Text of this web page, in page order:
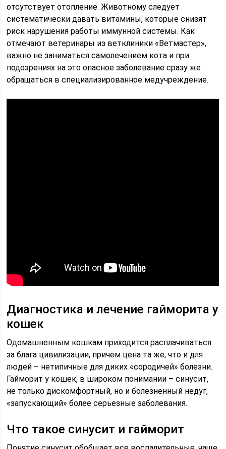
отсутствует отопление. Животному следует
систематически давать витамины, которые снизят
риск нарушения работы иммунной системы. Как
отмечают ветеринары из ветклиники «Ветмастер»,
важно не заниматься самолечением кота и при
подозрениях на это опасное заболевание сразу же
обращаться в специализированное медучреждение.
Диагностика и лечение гайморита у
кошек
Одомашненным кошкам приходится расплачиваться
за блага цивилизации, причем цена та же, что и для
людей – нетипичные для диких «сородичей» болезни.
Гайморит у кошек, в широком понимании – синусит,
не только дискомфортный, но и болезненный недуг,
«запускающий» более серьезные заболевания.
Что такое синусит и гайморит